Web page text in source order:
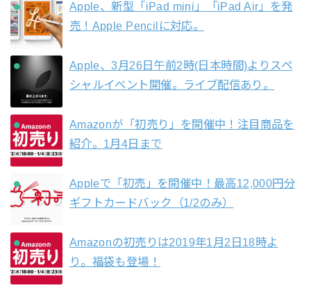
Apple、新型「iPad mini」「iPad Air」を発
売！Apple Pencilに対応。
Apple、3月26日午前2時(日本時間)よりスペ
シャルイベント開催。ライブ配信あり。
Amazonが「初売り」を開催中！注目商品を
紹介。1月4日まで
Appleで「初売」を開催中！最高12,000円分
ギフトカードバック（1/2のみ）
Amazonの初売りは2019年1月2日18時よ
り。福袋も登場！